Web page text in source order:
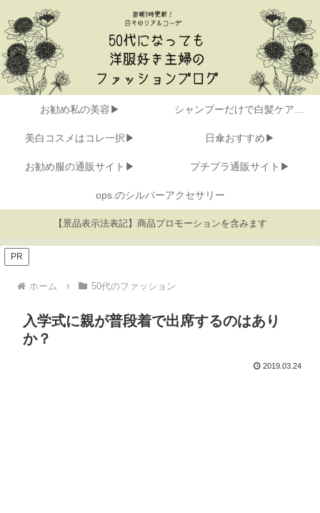
お勧め私の美容▶ シャンプーだけで白髪ケア▶
美白コスメはコレ一択▶ 日傘おすすめ▶
お勧め服の通販サイト▶ プチプラ通販サイト▶
ops.のシルバーアクセサリー
【景品表示法表記】商品プロモーションを含みます
PR
ホーム 50代のファッション
入学式に親が普段着で出席するのはあり
か？
2019.03.24